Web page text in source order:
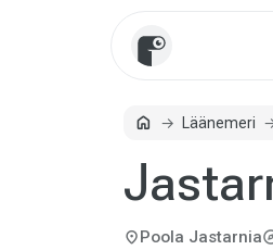
homeAvalehtLäänemeri
location_onPoola Jastarnia